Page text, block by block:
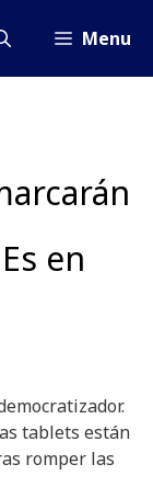
Menu
en
tablets están
romper las